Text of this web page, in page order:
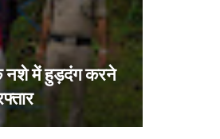
नशे में हुड़दंग करने